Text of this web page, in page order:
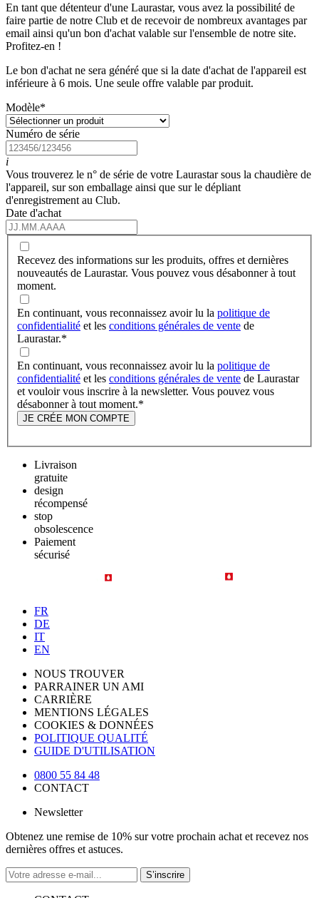
En tant que détenteur d'une Laurastar, vous avez la possibilité de
faire partie de notre Club et de recevoir de nombreux avantages par
email ainsi qu'un bon d'achat valable sur l'ensemble de notre site.
Profitez-en !
Le bon d'achat ne sera généré que si la date d'achat de l'appareil est
inférieure à 6 mois. Une seule offre valable par produit.
Modèle*
Numéro de série
i
Vous trouverez le n° de série de votre Laurastar sous la chaudière de
l'appareil, sur son emballage ainsi que sur le dépliant
d'enregistrement au Club.
Date d'achat
Recevez des informations sur les produits, offres et dernières
nouveautés de Laurastar. Vous pouvez vous désabonner à tout
moment.
En continuant, vous reconnaissez avoir lu la politique de
confidentialité et les conditions générales de vente de
Laurastar.*
En continuant, vous reconnaissez avoir lu la politique de
confidentialité et les conditions générales de vente de Laurastar
et vouloir vous inscrire à la newsletter. Vous pouvez vous
désabonner à tout moment.*
JE CRÉE MON COMPTE
Livraison
gratuite
design
récompensé
stop
obsolescence
Paiement
sécurisé
FR
DE
IT
EN
NOUS TROUVER
PARRAINER UN AMI
CARRIÈRE
MENTIONS LÉGALES
COOKIES & DONNÉES
POLITIQUE QUALITÉ
GUIDE D'UTILISATION
0800 55 84 48
CONTACT
Newsletter
Obtenez une remise de 10% sur votre prochain achat et recevez nos
dernières offres et astuces.
S’inscrire